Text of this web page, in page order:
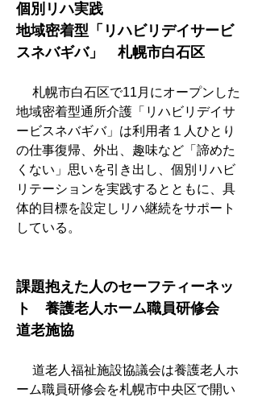
個別リハ実践
地域密着型「リハビリデイサービ
スネバギバ」　札幌市白石区
札幌市白石区で11月にオープンした
地域密着型通所介護「リハビリデイサ
ービスネバギバ」は利用者１人ひとり
の仕事復帰、外出、趣味など「諦めた
くない」思いを引き出し、個別リハビ
リテーションを実践するとともに、具
体的目標を設定しリハ継続をサポート
している。
課題抱えた人のセーフティーネッ
ト　養護老人ホーム職員研修会
道老施協
道老人福祉施設協議会は養護老人ホ
ーム職員研修会を札幌市中央区で開い